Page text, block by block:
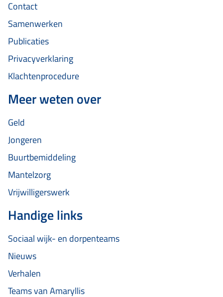
Contact
Samenwerken
Publicaties
Privacyverklaring
Klachtenprocedure
Meer weten over
Geld
Jongeren
Buurtbemiddeling
Mantelzorg
Vrijwilligerswerk
Handige links
Sociaal wijk- en dorpenteams
Nieuws
Verhalen
Teams van Amaryllis